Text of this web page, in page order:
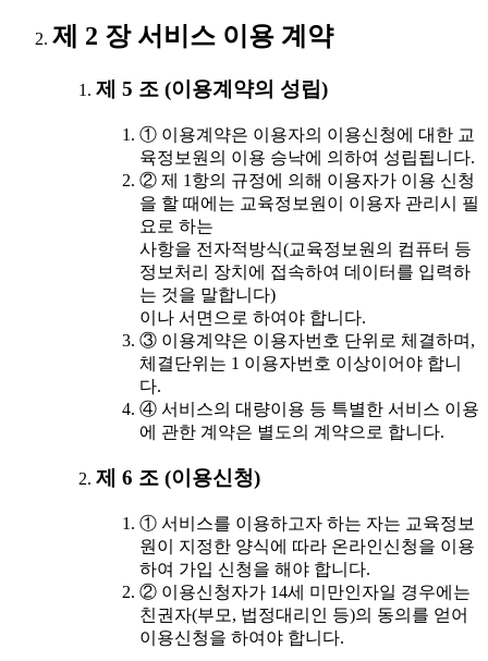
제 2 장 서비스 이용 계약
제 5 조 (이용계약의 성립)
① 이용계약은 이용자의 이용신청에 대한 교
육정보원의 이용 승낙에 의하여 성립됩니다.
② 제 1항의 규정에 의해 이용자가 이용 신청
을 할 때에는 교육정보원이 이용자 관리시 필
요로 하는
사항을 전자적방식(교육정보원의 컴퓨터 등
정보처리 장치에 접속하여 데이터를 입력하
는 것을 말합니다)
이나 서면으로 하여야 합니다.
③ 이용계약은 이용자번호 단위로 체결하며,
체결단위는 1 이용자번호 이상이어야 합니
다.
④ 서비스의 대량이용 등 특별한 서비스 이용
에 관한 계약은 별도의 계약으로 합니다.
제 6 조 (이용신청)
① 서비스를 이용하고자 하는 자는 교육정보
원이 지정한 양식에 따라 온라인신청을 이용
하여 가입 신청을 해야 합니다.
② 이용신청자가 14세 미만인자일 경우에는
친권자(부모, 법정대리인 등)의 동의를 얻어
이용신청을 하여야 합니다.